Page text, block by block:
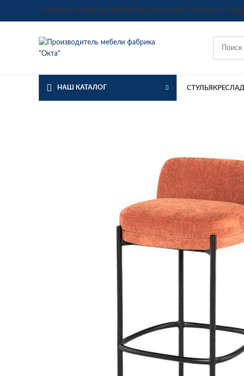
ГЛАВНАЯ О КОМПАНИИ ПОРТФОЛИО НОВОСТИ КОНТАКТЫ
НАШ КАТАЛОГ СТУЛЬЯ КРЕСЛА